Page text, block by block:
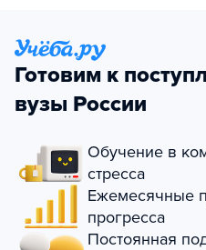
Готовим к
вузы России
Обучение в
стресса
Ежемесячные
прогресса
Постоянная